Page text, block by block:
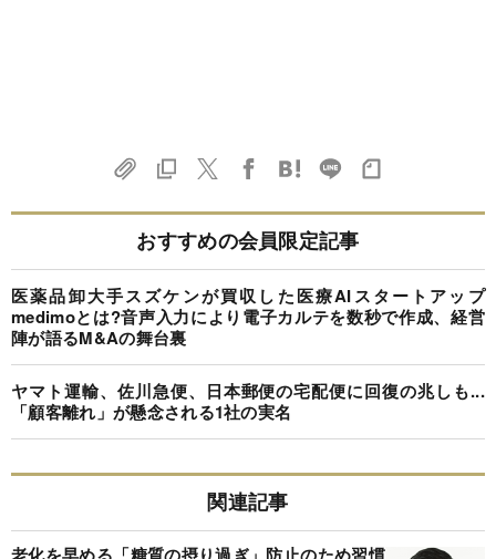
おすすめの会員限定記事
医薬品卸大手スズケンが買収した医療AIスタートアップ
medimoとは?音声入力により電子カルテを数秒で作成、経営
陣が語るM&Aの舞台裏
ヤマト運輸、佐川急便、日本郵便の宅配便に回復の兆しも...
「顧客離れ」が懸念される1社の実名
関連記事